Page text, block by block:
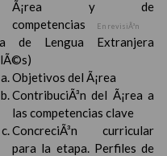
Ã¡rea y de
competencias
En revisiÃ³n
de Lengua Extranjera
Objetivos del Ã¡rea
ContribuciÃ³n del Ã¡rea a
las competencias clave
ConcreciÃ³n curricular
para la etapa. Perfiles de